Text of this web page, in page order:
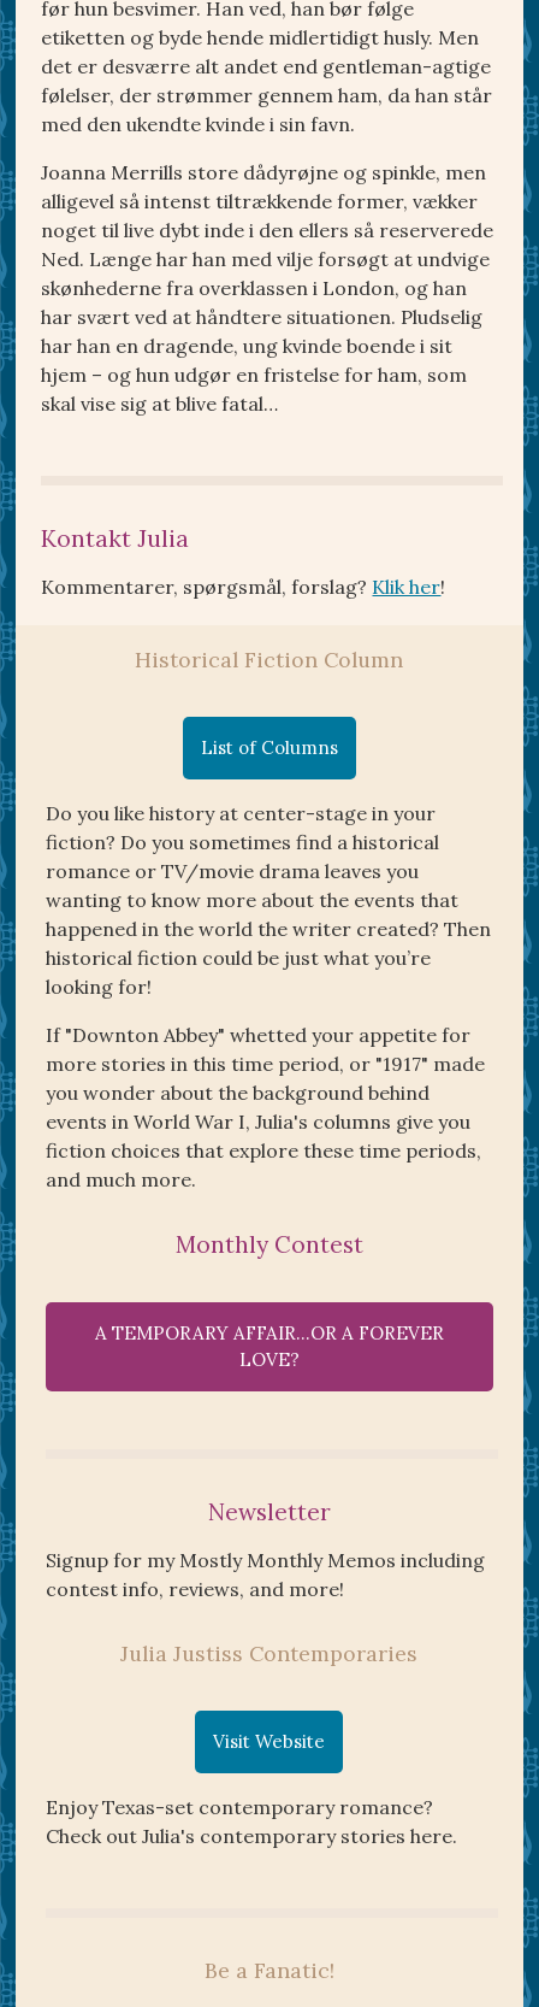
før hun besvimer. Han ved, han bør følge
etiketten og byde hende midlertidigt husly. Men
det er desværre alt andet end gentleman-agtige
følelser, der strømmer gennem ham, da han står
med den ukendte kvinde i sin favn.
Joanna Merrills store dådyrøjne og spinkle, men
alligevel så intenst tiltrækkende former, vækker
noget til live dybt inde i den ellers så reserverede
Ned. Længe har han med vilje forsøgt at undvige
skønhederne fra overklassen i London, og han
har svært ved at håndtere situationen. Pludselig
har han en dragende, ung kvinde boende i sit
hjem – og hun udgør en fristelse for ham, som
skal vise sig at blive fatal…
Kontakt Julia
Kommentarer, spørgsmål, forslag? Klik her!
Historical Fiction Column
List of Columns
Do you like history at center-stage in your
fiction? Do you sometimes find a historical
romance or TV/movie drama leaves you
wanting to know more about the events that
happened in the world the writer created? Then
historical fiction could be just what you’re
looking for!
If "Downton Abbey" whetted your appetite for
more stories in this time period, or "1917" made
you wonder about the background behind
events in World War I, Julia's columns give you
fiction choices that explore these time periods,
and much more.
Monthly Contest
A TEMPORARY AFFAIR…OR A FOREVER
LOVE?
Newsletter
Signup for my Mostly Monthly Memos including
contest info, reviews, and more!
Julia Justiss Contemporaries
Visit Website
Enjoy Texas-set contemporary romance?
Check out Julia's contemporary stories here.
Be a Fanatic!